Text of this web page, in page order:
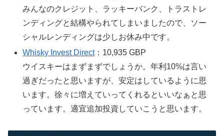
みんなのクレジット、ラッキーバンク、トラストレ
ンディングと結構やられてしまいましたので、ソー
シャルレンディングは少しお休み中です。
Whisky Invest Direct：10,935 GBP
ウイスキーはまずまずでしょうか。年利10%は言い
過ぎだったと思いますが、安定はしているように思
います。徐々に増えていってくれるといいなぁと思
っています。適宜追加投資していこうと思います。